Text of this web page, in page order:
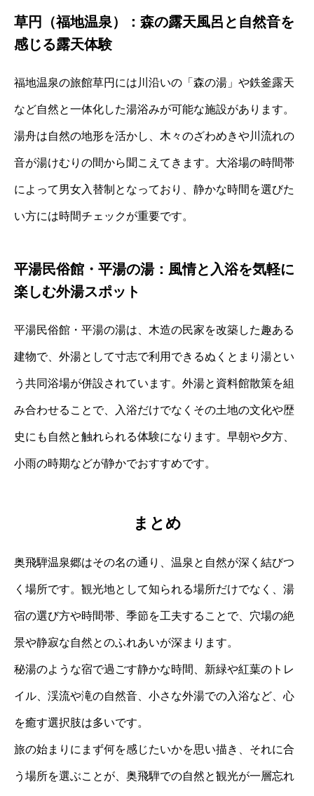
草円（福地温泉）：森の露天風呂と自然音を
感じる露天体験
福地温泉の旅館草円には川沿いの「森の湯」や鉄釜露天
など自然と一体化した湯浴みが可能な施設があります。
湯舟は自然の地形を活かし、木々のざわめきや川流れの
音が湯けむりの間から聞こえてきます。大浴場の時間帯
によって男女入替制となっており、静かな時間を選びた
い方には時間チェックが重要です。
平湯民俗館・平湯の湯：風情と入浴を気軽に
楽しむ外湯スポット
平湯民俗館・平湯の湯は、木造の民家を改築した趣ある
建物で、外湯として寸志で利用できるぬくとまり湯とい
う共同浴場が併設されています。外湯と資料館散策を組
み合わせることで、入浴だけでなくその土地の文化や歴
史にも自然と触れられる体験になります。早朝や夕方、
小雨の時期などが静かでおすすめです。
まとめ
奥飛騨温泉郷はその名の通り、温泉と自然が深く結びつ
く場所です。観光地として知られる場所だけでなく、湯
宿の選び方や時間帯、季節を工夫することで、穴場の絶
景や静寂な自然とのふれあいが深まります。
秘湯のような宿で過ごす静かな時間、新緑や紅葉のトレ
イル、渓流や滝の自然音、小さな外湯での入浴など、心
を癒す選択肢は多いです。
旅の始まりにまず何を感じたいかを思い描き、それに合
う場所を選ぶことが、奥飛騨での自然と観光が一層忘れ